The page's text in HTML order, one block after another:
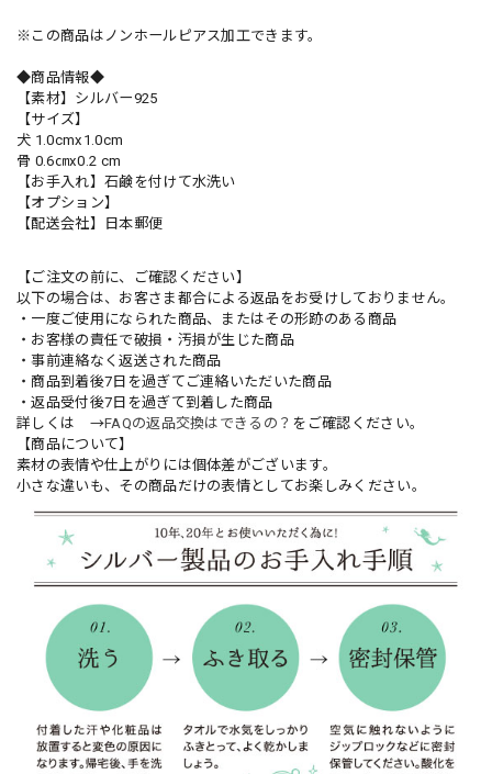
※この商品はノンホールピアス加工できます。
◆商品情報◆
【素材】シルバー925
【サイズ】
犬 1.0cmx1.0cm
骨 0.6㎝x0.2 cm
【お手入れ】石鹸を付けて水洗い
【オプション】
【配送会社】日本郵便
【ご注文の前に、ご確認ください】
以下の場合は、お客さま都合による返品をお受けしておりません。
・一度ご使用になられた商品、またはその形跡のある商品
・お客様の責任で破損・汚損が生じた商品
・事前連絡なく返送された商品
・商品到着後7日を過ぎてご連絡いただいた商品
・返品受付後7日を過ぎて到着した商品
詳しくは →FAQの返品交換はできるの？ をご確認ください。
【商品について】
素材の表情や仕上がりには個体差がございます。
小さな違いも、その商品だけの表情としてお楽しみください。